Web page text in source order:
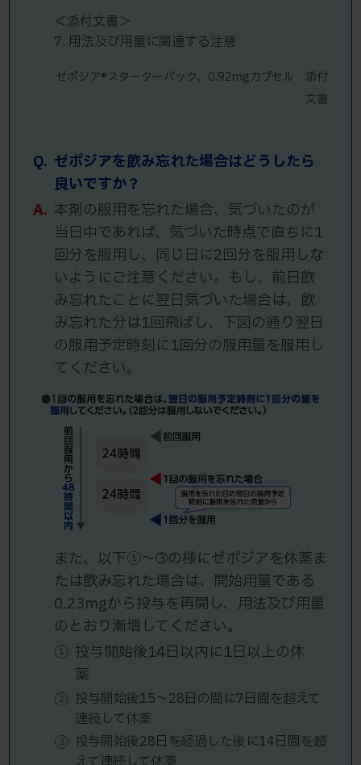
＜添付文書＞
7. 用法及び用量に関連する注意
ゼポジア®スターターパック、0.92mgカプセル 添付
文書
Q. ゼポジアを飲み忘れた場合はどうしたら
良いですか？
A. 本剤の服用を忘れた場合、気づいたのが
当日中であれば、気づいた時点で直ちに1
回分を服用し、同じ日に2回分を服用しな
いようにご注意ください。もし、前日飲
み忘れたことに翌日気づいた場合は、飲
み忘れた分は1回飛ばし、下図の通り翌日
の服用予定時刻に1回分の服用量を服用し
てください。
また、以下①～➂の様にゼポジアを休薬ま
たは飲み忘れた場合は、開始用量である
0.23mgから投与を再開し、用法及び用量
のとおり漸増してください。
① 投与開始後14日以内に1日以上の休
薬
② 投与開始後15～28日の間に7日間を超えて
連続して休薬
③ 投与開始後28日を経過した後に14日間を超